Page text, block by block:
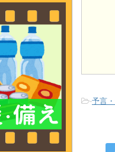
-予言